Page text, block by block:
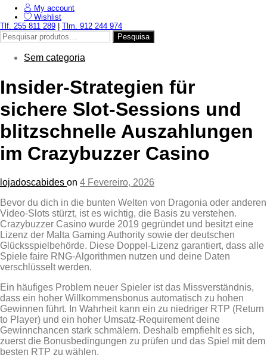
My account
Wishlist
Tlf. 255 811 289
Tlm. 912 244 974
Pesquisar
por:
Pesquisa
Sem categoria
Insider‑Strategien für
sichere Slot‑Sessions und
blitzschnelle Auszahlungen
im Crazybuzzer Casino
lojadoscabides on 4 Fevereiro, 2026
Bevor du dich in die bunten Welten von Dragonia oder anderen
Video‑Slots stürzt, ist es wichtig, die Basis zu verstehen.
Crazybuzzer Casino wurde 2019 gegründet und besitzt eine
Lizenz der Malta Gaming Authority sowie der deutschen
Glücksspielbehörde. Diese Doppel‑Lizenz garantiert, dass alle
Spiele faire RNG‑Algorithmen nutzen und deine Daten
verschlüsselt werden.
Ein häufiges Problem neuer Spieler ist das Missverständnis,
dass ein hoher Willkommensbonus automatisch zu hohen
Gewinnen führt. In Wahrheit kann ein zu niedriger RTP (Return
to Player) und ein hoher Umsatz‑Requirement deine
Gewinnchancen stark schmälern. Deshalb empfiehlt es sich,
zuerst die Bonusbedingungen zu prüfen und das Spiel mit dem
besten RTP zu wählen.